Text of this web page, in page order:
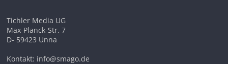
Tichler Media UG
Max-Planck-Str. 7
D- 59423 Unna
Kontakt: info@smago.de